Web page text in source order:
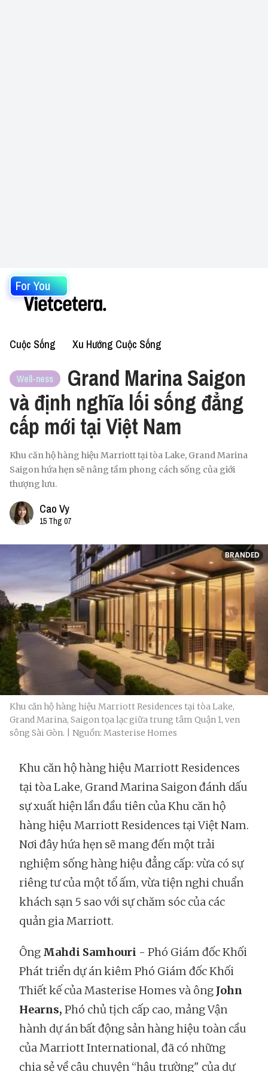
For You
Cuộc Sống Xu Hướng Cuộc Sống
Well-ness
Grand Marina Saigon
và định nghĩa lối sống đẳng
cấp mới tại Việt Nam
Khu căn hộ hàng hiệu Marriott tại tòa Lake, Grand Marina
Saigon hứa hẹn sẽ nâng tầm phong cách sống của giới
thượng lưu.
Cao Vy
15 Thg 07
BRANDED
Khu căn hộ hàng hiệu Marriott Residences tại tòa Lake,
Grand Marina, Saigon tọa lạc giữa trung tâm Quận 1, ven
sông Sài Gòn. | Nguồn: Masterise Homes
Khu căn hộ hàng hiệu Marriott Residences
tại tòa Lake, Grand Marina Saigon đánh dấu
sự xuất hiện lần đầu tiên của Khu căn hộ
hàng hiệu Marriott Residences tại Việt Nam.
Nơi đây hứa hẹn sẽ mang đến một trải
nghiệm sống hàng hiệu đẳng cấp: vừa có sự
riêng tư của một tổ ấm, vừa tiện nghi chuẩn
khách sạn 5 sao với sự chăm sóc của các
quản gia Marriott.
Ông Mahdi Samhouri - Phó Giám đốc Khối
Phát triển dự án kiêm Phó Giám đốc Khối
Thiết kế của Masterise Homes và ông John
Hearns, Phó chủ tịch cấp cao, mảng Vận
hành dự án bất động sản hàng hiệu toàn cầu
của Marriott International, đã có những
chia sẻ về câu chuyện “hậu trường" của dự